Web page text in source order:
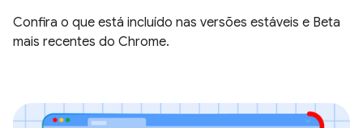
Confira o que está incluído nas versões estáveis e Beta
mais recentes do Chrome.